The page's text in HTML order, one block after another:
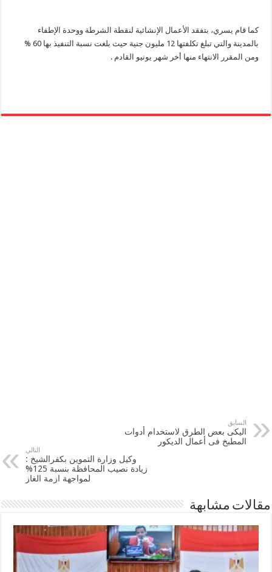
كما قام يسري، بتفقد الأعمال الإنشائية لنقطة الشرطة ووحدة الإطفاء
بالمدينة والتي تبلغ تكلفتها 12 مليون جنية حيث بلغت نسبة التنفيذ بها 60 %
ومن المقرر الانتهاء منها أخر شهر يونيو القادم .
السابق
اليكى بعض الطرق لاستخدام أدوات
المطبخ فى أعمال الديكور
التالي
وكيل وزارة التموين بكفرالشيخ :
زيادة نصيب المحافظة بنسبة 125%
لمواجهة ازمة الغاز
مقالات مشابهة